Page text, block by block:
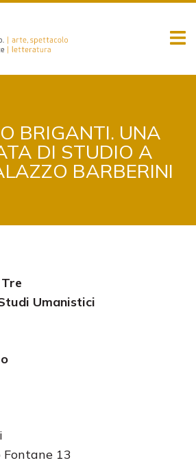
BRIGANTI. UNA
DI STUDIO A
BARBERINI
Umanistici
13